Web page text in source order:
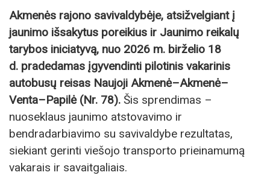
Akmenės rajono savivaldybėje, atsižvelgiant į
jaunimo išsakytus poreikius ir Jaunimo reikalų
tarybos iniciatyvą, nuo 2026 m. birželio 18
d. pradedamas įgyvendinti pilotinis vakarinis
autobusų reisas Naujoji Akmenė–Akmenė–
Venta–Papilė (Nr. 78). Šis sprendimas –
nuoseklaus jaunimo atstovavimo ir
bendradarbiavimo su savivaldybe rezultatas,
siekiant gerinti viešojo transporto prieinamumą
vakarais ir savaitgaliais.